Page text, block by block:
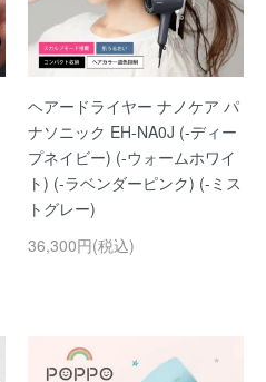
ヘアードライヤー ナノケア パ
ナソニック EH-NA0J (-ディー
プネイビー) (-ウォームホワイ
ト) (-ラベンダーピンク) (-ミス
トグレー)
36,300円(税込)